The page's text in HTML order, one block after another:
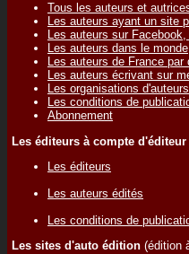
Tous les auteurs et
Les auteurs ayant un site
Les auteurs sur
Les auteurs dans le monde
Les auteurs de France par
Les auteurs écrivant sur
Les organisations d'auteurs
Les conditions de
Abonnement
Les éditeurs à compte d'éditeur
Les éditeurs
Les auteurs édités
Les conditions de
Les sites d'auto édition (édition